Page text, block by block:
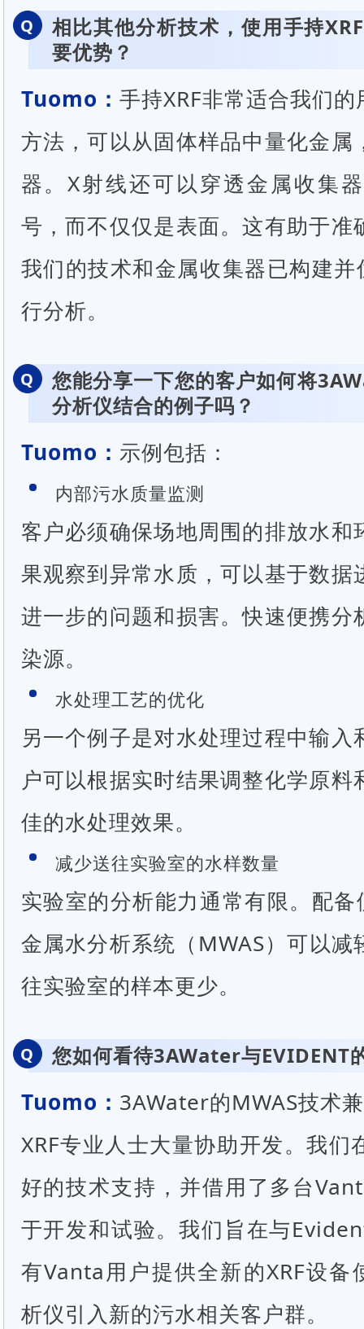
Q
相比其他分析技术，使用手持
要优势？
Tuomo ： 手持XRF非常适合我们
方法，可以从固体样品中量化金属
器。X射线还可以穿透金属收集
号，而不仅仅是表面。这有助于准
我们的技术和金属收集器已构建并
行分析。
Q
您能分享一下您的客户如何将
分析仪结合的例子吗？
Tuomo： 示例包括：
内部污水质量监测
客户必须确保场地周围的排放水
果观察到异常水质，可以基于数据
进一步的问题和损害。快速便携分
染源。
水处理工艺的优化
另一个例子是对水处理过程中输
户可以根据实时结果调整化学原
佳的水处理效果。
减少送往实验室的水样数量
实验室的分析能力通常有限。配
金属水分析系统（MWAS）可以
往实验室的样本更少。
Q 您如何看待3AWater与EVIDENT
Tuomo： 3AWater的MWAS技术
XRF专业人士大量协助开发。我们
好的技术支持，并借用了多台
于开发和试验。我们旨在与
有Vanta用户提供全新的XRF设备
析仪引入新的污水相关客户群。